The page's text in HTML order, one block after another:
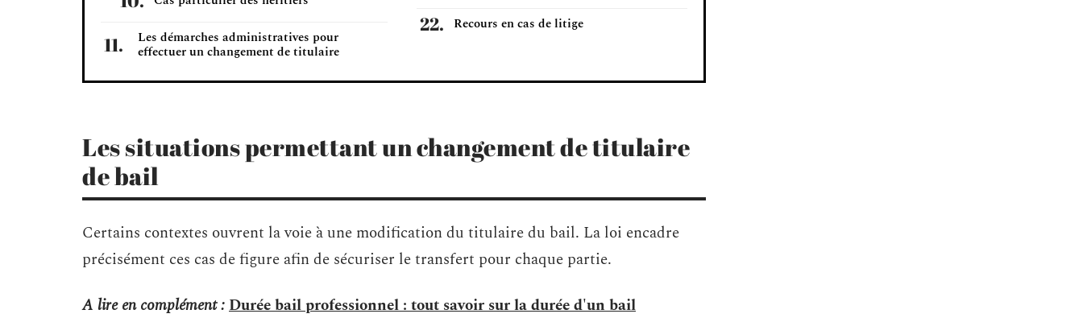
Les démarches administratives pour
effectuer un changement de titulaire
Recours en cas de litige
Les situations permettant un changement de titulaire
de bail
Certains contextes ouvrent la voie à une modification du titulaire du bail. La loi encadre
précisément ces cas de figure afin de sécuriser le transfert pour chaque partie.
A lire en complément :Durée bail professionnel : tout savoir sur la durée d'un bail